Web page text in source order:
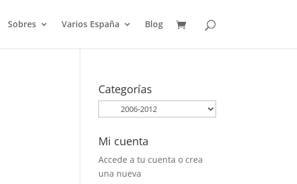
Sobres Varios España Blog
Categorías
Mi cuenta
Accede a tu cuenta o crea
una nueva